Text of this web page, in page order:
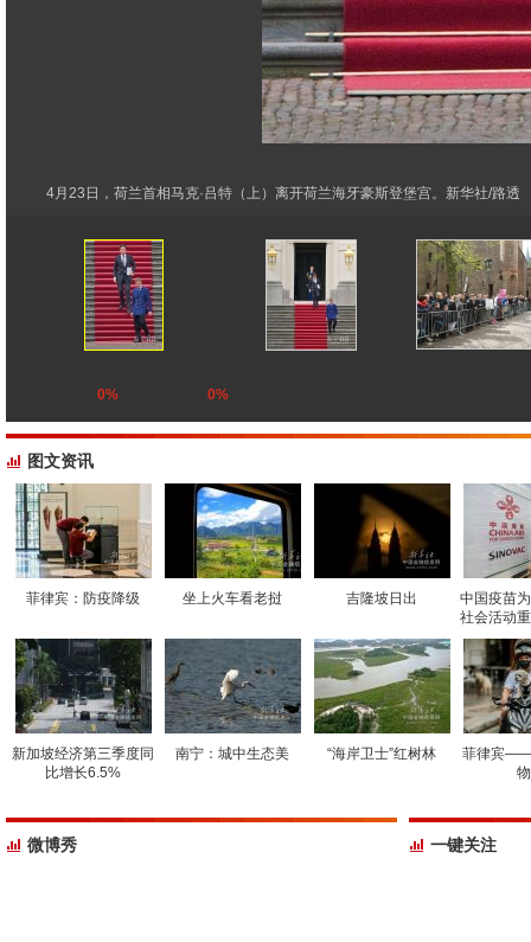
4月23日，荷兰首相马克·吕特（上）离开荷兰海牙豪斯登堡宫。新华社/路透
0% 0%
图文资讯
菲律宾：防疫降级 坐上火车看老挝 吉隆坡日出
中国疫苗
社会活动
新加坡经济第三季度同
比增长6.5%
南宁：城中生态美 “海岸卫士”红树林
菲律宾
微博秀 一键关注